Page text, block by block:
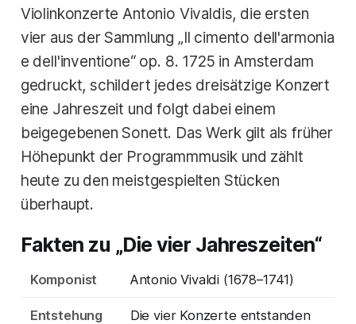
Violinkonzerte Antonio Vivaldis, die ersten
vier aus der Sammlung „Il cimento dell'armonia
e dell'inventione“ op. 8. 1725 in Amsterdam
gedruckt, schildert jedes dreisätzige Konzert
eine Jahreszeit und folgt dabei einem
beigegebenen Sonett. Das Werk gilt als früher
Höhepunkt der Programmmusik und zählt
heute zu den meistgespielten Stücken
überhaupt.
Fakten zu „Die vier Jahreszeiten“
Komponist Antonio Vivaldi (1678–1741)
Entstehung
Die vier Konzerte entstanden